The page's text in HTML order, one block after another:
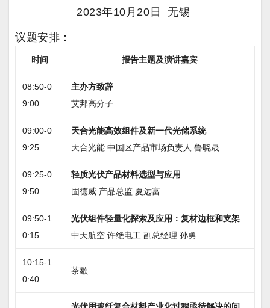
2023年10月20日 无锡
议题安排：
时间 报告主题及演讲嘉宾
08:50-0
9:00
主办方致辞
艾邦高分子
09:00-0
9:25
天合光能高效组件及新一代光储系统
天合光能 中国区产品市场负责人 鲁晓晟
09:25-0
9:50
轻质光伏产品材料选型与应用
固德威 产品总监 夏远富
09:50-1
0:15
光伏组件轻量化探索及应用：复材边框和支架
中天航空 许绝电工 副总经理 孙勇
10:15-1
0:40
茶歇